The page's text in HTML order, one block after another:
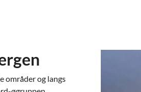
områder og langs